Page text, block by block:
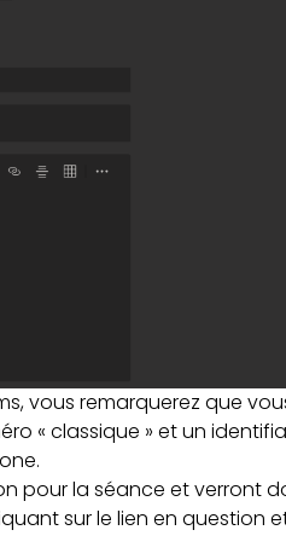
vous remarquerez que
« classique » et un
pour la séance et verront
sur le lien en question